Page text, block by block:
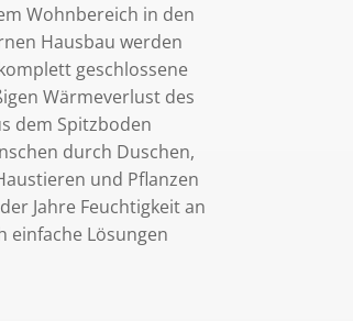
Wohnbereich in den
Hausbau werden
geschlossene
Wärmeverlust des
dem Spitzboden
durch Duschen,
und Pflanzen
Jahre Feuchtigkeit an
einfache Lösungen